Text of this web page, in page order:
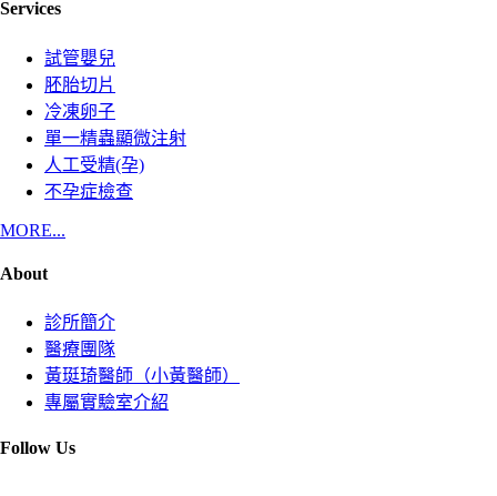
Services
試管嬰兒
胚胎切片
冷凍卵子
單一精蟲顯微注射
人工受精(孕)
不孕症檢查
MORE...
About
診所簡介
醫療團隊
黃珽琦醫師（小黃醫師）
專屬實驗室介紹
Follow Us